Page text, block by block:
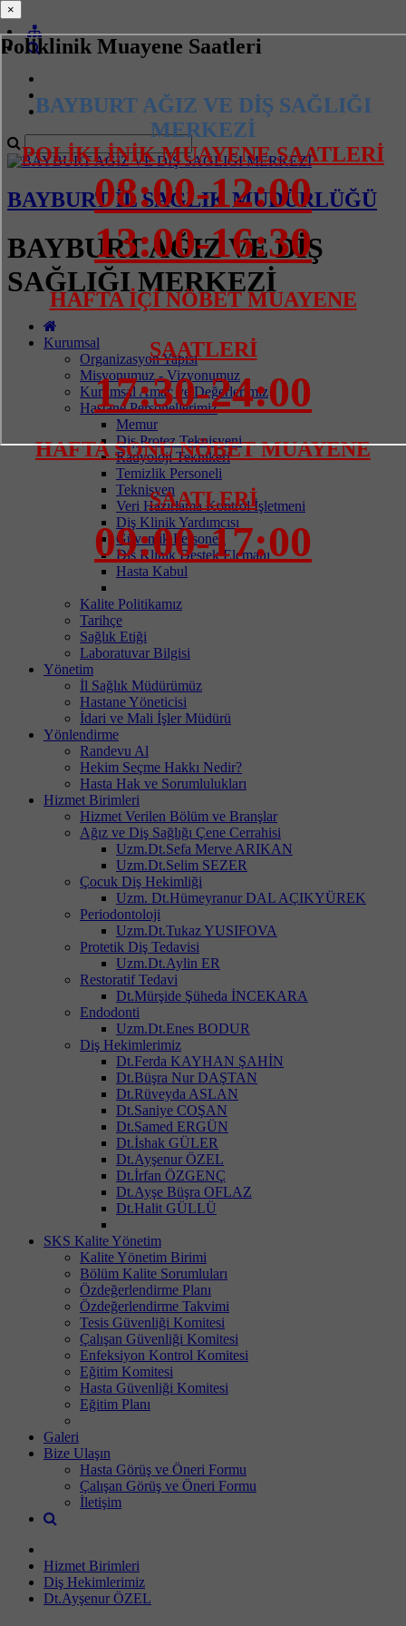
Poliklinik Muayene Saatleri
BAYBURT AĞIZ VE DİŞ SAĞLIĞI
MERKEZİ
POLİKLİNİK MUAYENE SAATLERİ
08:00-12:00
13:00-16:30
HAFTA İÇİ NÖBET MUAYENE
SAATLERİ
17:30-24:00
HAFTA SONU NÖBET MUAYENE
SAATLERİ
09:00-17:00
BAYBURT İL SAĞLIK MÜDÜRLÜĞÜ
BAYBURT AĞIZ VE DİŞ
SAĞLIĞI MERKEZİ
Kurumsal
Organizasyon Yapısı
Misyonumuz - Vizyonumuz
Kurumsal Amaç ve Değerlerimiz
Hastane Personellerimiz
Memur
Diş Protez Teknisyeni
Radyoloji Teknikeri
Temizlik Personeli
Teknisyen
Veri Hazırlama Kontrol İşletmeni
Diş Klinik Yardımcısı
Güvenlik Personeli
Diş Klinik Destek Elemanı
Hasta Kabul
Kalite Politikamız
Tarihçe
Sağlık Etiği
Laboratuvar Bilgisi
Yönetim
İl Sağlık Müdürümüz
Hastane Yöneticisi
İdari ve Mali İşler Müdürü
Yönlendirme
Randevu Al
Hekim Seçme Hakkı Nedir?
Hasta Hak ve Sorumlulukları
Hizmet Birimleri
Hizmet Verilen Bölüm ve Branşlar
Ağız ve Diş Sağlığı Çene Cerrahisi
Uzm.Dt.Sefa Merve ARIKAN
Uzm.Dt.Selim SEZER
Çocuk Diş Hekimliği
Uzm. Dt.Hümeyranur DAL AÇIKYÜREK
Periodontoloji
Uzm.Dt.Tukaz YUSIFOVA
Protetik Diş Tedavisi
Uzm.Dt.Aylin ER
Restoratif Tedavi
Dt.Mürşide Şüheda İNCEKARA
Endodonti
Uzm.Dt.Enes BODUR
Diş Hekimlerimiz
Dt.Ferda KAYHAN ŞAHİN
Dt.Büşra Nur DAŞTAN
Dt.Rüveyda ASLAN
Dt.Saniye COŞAN
Dt.Samed ERGÜN
Dt.İshak GÜLER
Dt.Ayşenur ÖZEL
Dt.İrfan ÖZGENÇ
Dt.Ayşe Büşra OFLAZ
Dt.Halit GÜLLÜ
SKS Kalite Yönetim
Kalite Yönetim Birimi
Bölüm Kalite Sorumluları
Özdeğerlendirme Planı
Özdeğerlendirme Takvimi
Tesis Güvenliği Komitesi
Çalışan Güvenliği Komitesi
Enfeksiyon Kontrol Komitesi
Eğitim Komitesi
Hasta Güvenliği Komitesi
Eğitim Planı
Galeri
Bize Ulaşın
Hasta Görüş ve Öneri Formu
Çalışan Görüş ve Öneri Formu
İletişim
Hizmet Birimleri
Diş Hekimlerimiz
Dt.Ayşenur ÖZEL
×